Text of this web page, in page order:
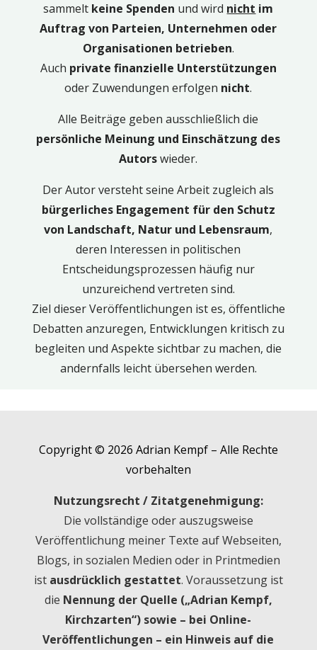
sammelt keine Spenden und wird nicht im
Auftrag von Parteien, Unternehmen oder
Organisationen betrieben.
Auch private finanzielle Unterstützungen
oder Zuwendungen erfolgen nicht.
Alle Beiträge geben ausschließlich die
persönliche Meinung und Einschätzung des
Autorswieder.
Der Autor versteht seine Arbeit zugleich als
bürgerliches Engagement für den Schutz
von Landschaft, Natur und Lebensraum,
deren Interessen in politischen
Entscheidungsprozessen häufig nur
unzureichend vertreten sind.
Ziel dieser Veröffentlichungen ist es, öffentliche
Debatten anzuregen, Entwicklungen kritisch zu
begleiten und Aspekte sichtbar zu machen, die
andernfalls leicht übersehen werden.
Copyright © 2026 Adrian Kempf – Alle Rechte
vorbehalten
Nutzungsrecht / Zitatgenehmigung:
Die vollständige oder auszugsweise
Veröffentlichung meiner Texte auf Webseiten,
Blogs, in sozialen Medien oder in Printmedien
ist ausdrücklich gestattet. Voraussetzung ist
die Nennung der Quelle („Adrian Kempf,
Kirchzarten“) sowie – bei Online-
Veröffentlichungen – ein Hinweis auf die